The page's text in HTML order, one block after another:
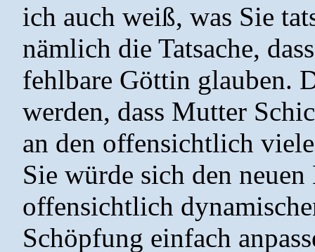
ich auch weiß, was Sie
nämlich die Tatsache,
fehlbare Göttin glauben.
werden, dass Mutter
an den offensichtlich
Sie würde sich den
offensichtlich
Schöpfung einfach